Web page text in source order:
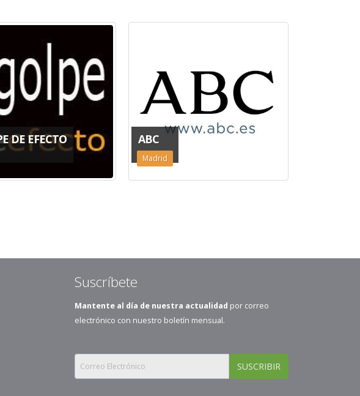
DE EFECTO ABC
Madrid
Suscríbete
Mantente al día de nuestra actualidad por correo
electrónico con nuestro boletín mensual.
SUSCRIBIR